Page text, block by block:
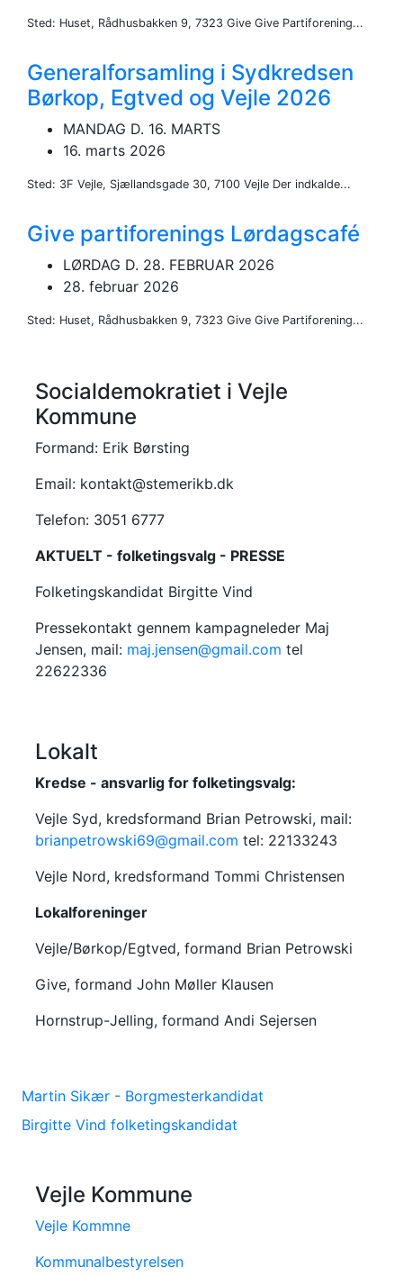
Sted: Huset, Rådhusbakken 9, 7323 Give Give Partiforening...
Generalforsamling i Sydkredsen
Børkop, Egtved og Vejle 2026
MANDAG D. 16. MARTS
16. marts 2026
Sted: 3F Vejle, Sjællandsgade 30, 7100 Vejle Der indkalde...
Give partiforenings Lørdagscafé
LØRDAG D. 28. FEBRUAR 2026
28. februar 2026
Sted: Huset, Rådhusbakken 9, 7323 Give Give Partiforening...
Socialdemokratiet i Vejle
Kommune
Formand: Erik Børsting
Email: kontakt@stemerikb.dk
Telefon: 3051 6777
AKTUELT - folketingsvalg - PRESSE
Folketingskandidat Birgitte Vind
Pressekontakt gennem kampagneleder Maj
Jensen, mail: maj.jensen@gmail.com tel
22622336
Lokalt
Kredse - ansvarlig for folketingsvalg:
Vejle Syd, kredsformand Brian Petrowski, mail:
brianpetrowski69@gmail.com tel: 22133243
Vejle Nord, kredsformand Tommi Christensen
Lokalforeninger
Vejle/Børkop/Egtved, formand Brian Petrowski
Give, formand John Møller Klausen
Hornstrup-Jelling, formand Andi Sejersen
Martin Sikær - Borgmesterkandidat
Birgitte Vind folketingskandidat
Vejle Kommune
Vejle Kommne
Kommunalbestyrelsen